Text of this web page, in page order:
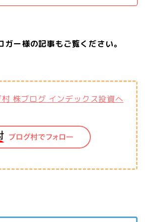
ー様の記事もご覧ください。